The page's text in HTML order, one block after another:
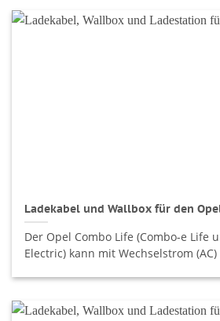
Ladekabel und Wallbox für den
Der Opel Combo Life (Combo-e Life
Electric) kann mit Wechselstrom